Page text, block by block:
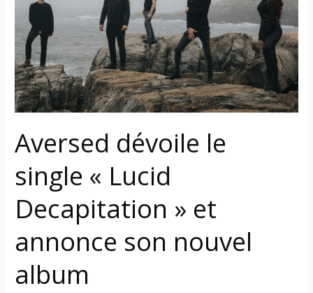
Aversed dévoile le
single « Lucid
Decapitation » et
annonce son nouvel
album
single
« Lucid
Decapitation »
et
annonce
son
nouvel